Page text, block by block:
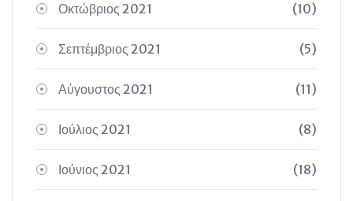
Οκτώβριος 2021 (10)
Σεπτέμβριος 2021 (5)
Αύγουστος 2021 (11)
Ιούλιος 2021 (8)
Ιούνιος 2021 (18)